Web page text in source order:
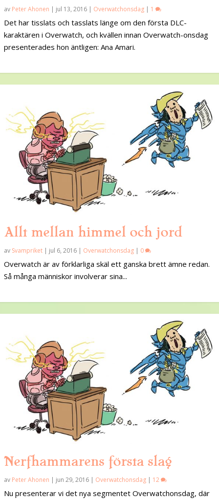
av Peter Ahonen | jul 13, 2016 | Overwatchonsdag | 1
Det har tisslats och tasslats länge om den första DLC-
karaktären i Overwatch, och kvällen innan Overwatch-onsdag
presenterades hon äntligen: Ana Amari.
Allt mellan himmel och jord
av Svampriket | jul 6, 2016 | Overwatchonsdag | 0
Overwatch är av förklarliga skäl ett ganska brett ämne redan.
Så många människor involverar sina...
Nerfhammarens första slag
av Peter Ahonen | jun 29, 2016 | Overwatchonsdag | 12
Nu presenterar vi det nya segmentet Overwatchonsdag, där